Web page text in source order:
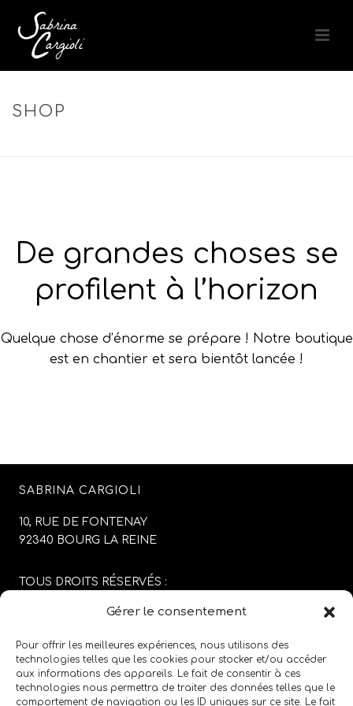
Gérer le consentement
Pour offrir les meilleures expériences, nous utilisons des
technologies telles que les cookies pour stocker et/ou accéder
aux informations des appareils. Le fait de consentir à ces
technologies nous permettra de traiter des données telles que le
comportement de navigation ou les ID uniques sur ce site. Le fait
SHOP
De grandes choses se
profilent à l’horizon
Quelque chose d’énorme se prépare ! Notre boutique
est en chantier et sera bientôt lancée !
SABRINA CARGIOLI
10, RUE DE FONTENAY
92340 BOURG LA REINE
TOUS DROITS RÉSERVÉS :
CONCEPTION DU SITE :
MENTIONS LÉGALES/CGV